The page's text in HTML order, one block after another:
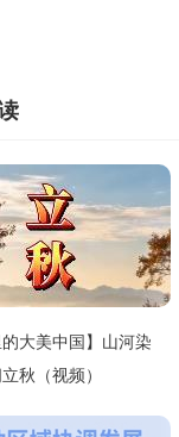
的大美中国】山河染
秋（视频）